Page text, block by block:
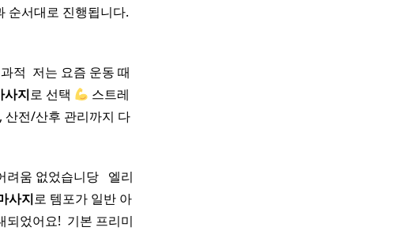
순서대로 진행됩니다.
적 ​ 저는 요즘 운동 때
사지로 선택
스트레
, 산전/산후 관리까지 다
움 없었습니당 ​ ​ 엘리
사지로 템포가 일반 아
되었어요! ​ 기본 프리미